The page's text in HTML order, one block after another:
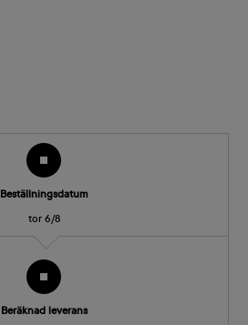
Beställningsdatum
tor 6/8
Beräknad leverans